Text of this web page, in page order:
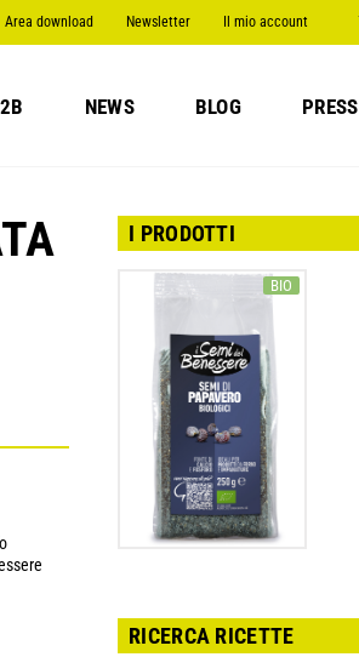
Area download Newsletter Il mio account
NEWS BLOG PRESS
I PRODOTTI
BIO
RICERCA RICETTE